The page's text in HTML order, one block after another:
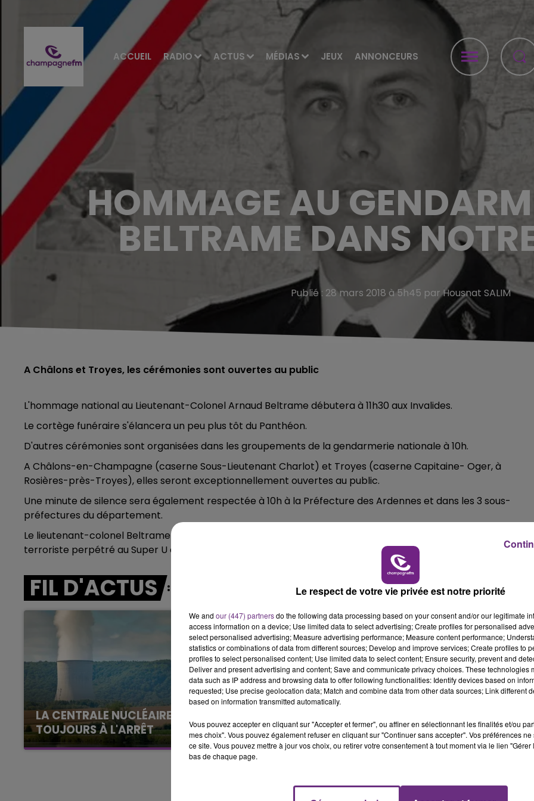
ACCUEIL RADIO ACTUS MÉDIAS JEUX ANNONCEURS
16h00 - 20h00
HOMMAGE AU
BELTRAME DANS
Publié : 28 mars 2018 à 5h45 par Housnat SALIM
A Châlons et Troyes, les cérémonies sont ouvertes au public
L'hommage national au Lieutenant-Colonel Arnaud Beltrame débutera à 11h30 aux Invalides.
Le cortège funéraire s'élancera un peu plus tôt du Panthéon.
D'autres cérémonies sont organisées dans les groupements de la gendarmerie nationale à 10h.
A Châlons-en-Champagne (caserne Sous-Lieutenant Charlot) et Troyes (caserne Capitaine- Oger, à
Rosières-près-Troyes), elles seront exceptionnellement ouvertes au public.
Une minute de silence sera également respectée à 10h à la Préfecture des Ardennes et dans les 3 sous-
préfectures du département.
Le lieutenant-colonel Beltrame est décédé en service, pour sauver une otage au moment de l’attentat
terroriste perpétré au Super U de Trèbes, vendredi dernier.
FIL D'ACTUS
LA CENTRALE NUCLÉAIRE DE CHOOZ
TOUJOURS À L'ARRÊT
Cela fait déjà une semaine que la centrale
nucléaire ardennaise est à l'arrêt. Une situation
SES PORTES
C'était l'une des institutions du centre-ville
Le respect de votre vie privée est notre priorité
We and our (447) partnersdo the following data processing based on your consent and/or our legitimate
access information on a device; Use limited data to select advertising; Create profiles for personalised
select personalised advertising; Measure advertising performance; Measure content performance;
statistics or combinations of data from different sources; Develop and improve services; Create profiles to
profiles to select personalised content; Use limited data to select content; Ensure security, prevent and
Deliver and present advertising and content; Save and communicate privacy choices. These technologies
data such as IP address and browsing data to offer following functionalities: Identify devices based on
requested; Use precise geolocation data; Match and combine data from other data sources; Link different
based on information transmitted automatically.
Vous pouvez accepter en cliquant sur "Accepter et fermer", ou affiner en sélectionnant les finalités et/ou
mes choix". Vous pouvez également refuser en cliquant sur "Continuer sans accepter". Vos préférences
ce site. Vous pouvez mettre à jour vos choix, ou retirer votre consentement à tout moment via le lien
bas de chaque page.